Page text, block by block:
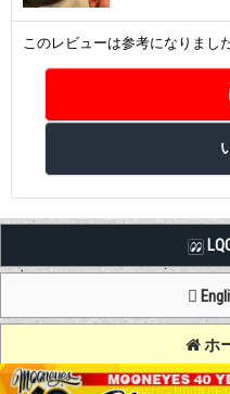
このレビューは参考になりまし
ホ
Copyright (C) MOON OF